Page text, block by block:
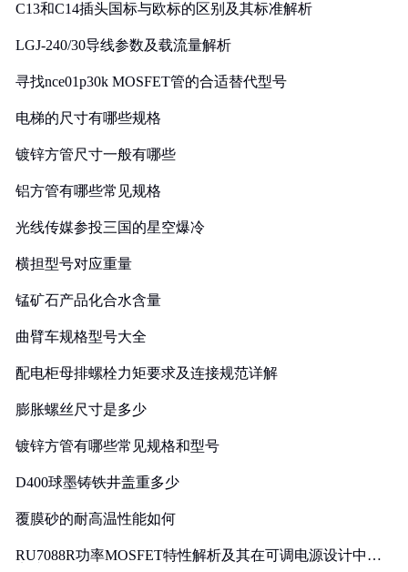
C13和C14插头国标与欧标的区别及其标准解析
LGJ-240/30导线参数及载流量解析
寻找nce01p30k MOSFET管的合适替代型号
电梯的尺寸有哪些规格
镀锌方管尺寸一般有哪些
铝方管有哪些常见规格
光线传媒参投三国的星空爆冷
横担型号对应重量
锰矿石产品化合水含量
曲臂车规格型号大全
配电柜母排螺栓力矩要求及连接规范详解
膨胀螺丝尺寸是多少
镀锌方管有哪些常见规格和型号
D400球墨铸铁井盖重多少
覆膜砂的耐高温性能如何
RU7088R功率MOSFET特性解析及其在可调电源设计中的